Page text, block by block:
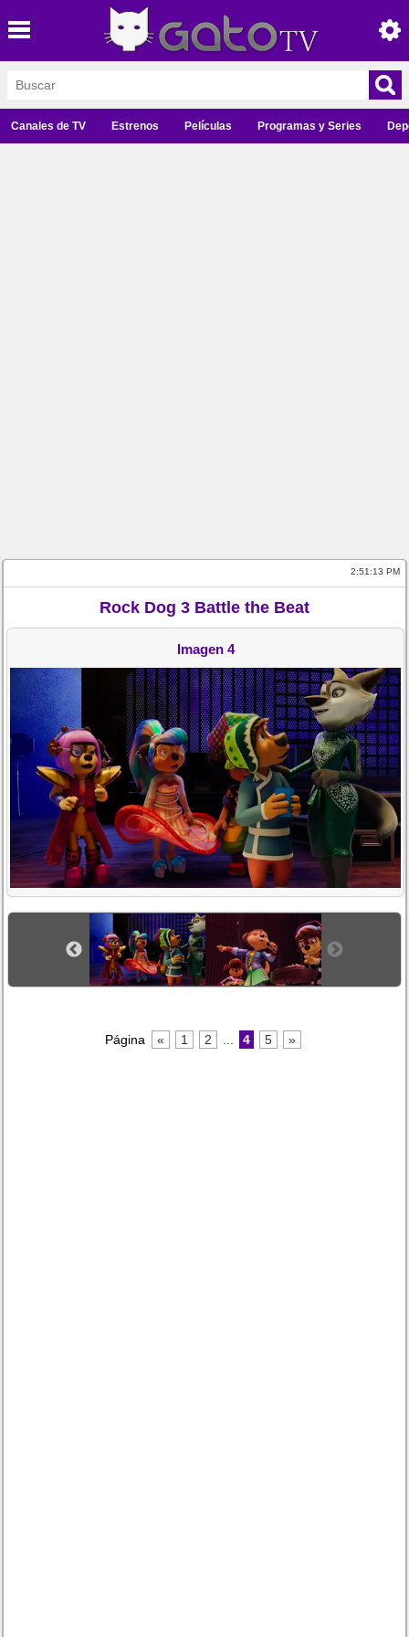
Canales de TV Estrenos Películas Programas y Series
2:51:14 PM
Rock Dog 3 Battle the Beat
Imagen 4
Página « 1 2 4 5 »